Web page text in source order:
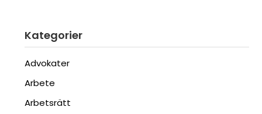
Kategorier
Advokater
Arbete
Arbetsrätt